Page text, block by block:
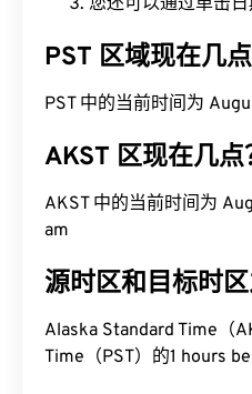
您还可以通过单击日
PST 区域现在几点
PST 中的当前时间为
AKST 区现在几点
AKST 中的当前时间为
am
源时区和目标时
Alaska Standard Time（
Time（PST）的1 hours